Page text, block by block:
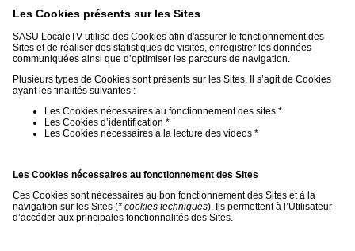
Les Cookies présents sur les Sites
SASU LocaleTV utilise des Cookies afin d'assurer le fonctionnement des
Sites et de réaliser des statistiques de visites, enregistrer les données
communiquées ainsi que d’optimiser les parcours de navigation.
Plusieurs types de Cookies sont présents sur les Sites. Il s’agit de Cookies
ayant les finalités suivantes :
Les Cookies nécessaires au fonctionnement des sites *
Les Cookies d’identification *
Les Cookies nécessaires à la lecture des vidéos *
Les Cookies nécessaires au fonctionnement des Sites
Ces Cookies sont nécessaires au bon fonctionnement des Sites et à la
navigation sur les Sites (* cookies techniques). Ils permettent à l’Utilisateur
d’accéder aux principales fonctionnalités des Sites.